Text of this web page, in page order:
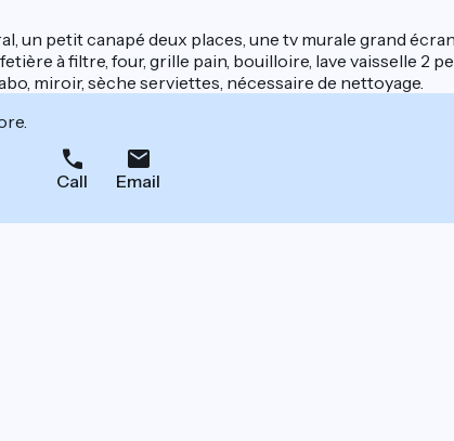
un petit canapé deux places, une tv murale grand
à filtre, four, grille pain, bouilloire, lave vaisselle 2
miroir, sèche serviettes, nécessaire de nettoyage.
Call Email